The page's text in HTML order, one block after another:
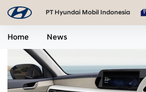
PT Hyundai Mobil Indonesia
Home News